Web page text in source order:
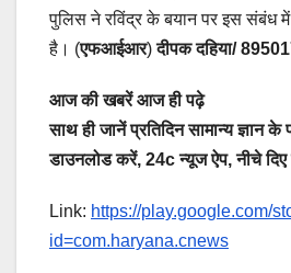
पुलिस ने रविंद्र के बयान पर इस संबंध में
है। (एफआईआर)दीपक दहिया/
आज की खबरें आज ही पढ़े
साथ ही जानें प्रतिदिन सामान्य ज्ञान के
डाउनलोड करें, 24c न्यूज ऐप, नीचे
Link: https://play.google.com/
id=com.haryana.cnews